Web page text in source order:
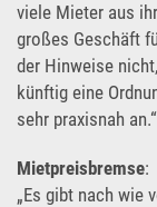
viele Mieter aus
großes Geschäft
der Hinweise
künftig eine
sehr praxisnah an.“
Mietpreisbremse:
„Es gibt nach wie